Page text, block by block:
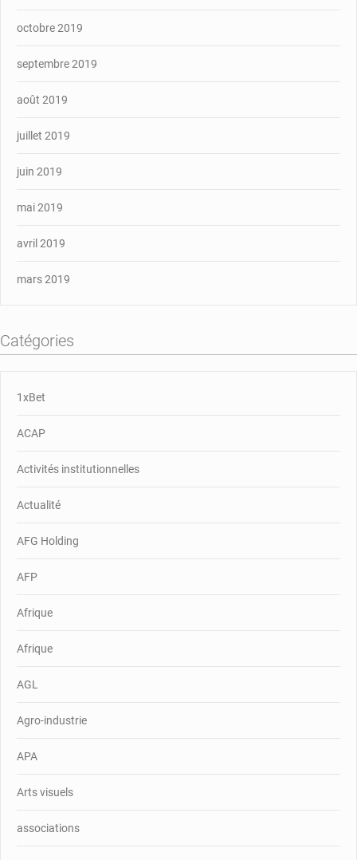
octobre 2019
septembre 2019
août 2019
juillet 2019
juin 2019
mai 2019
avril 2019
mars 2019
Catégories
1xBet
ACAP
Activités institutionnelles
Actualité
AFG Holding
AFP
Afrique
Afrique
AGL
Agro-industrie
APA
Arts visuels
associations